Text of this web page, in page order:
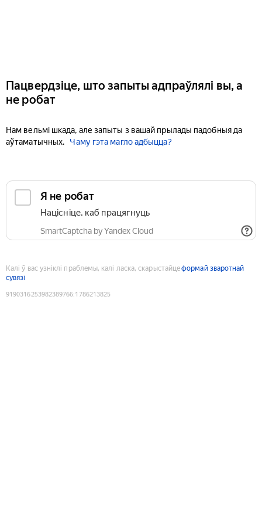
Пацвердзіце, што запыты адпраўлялі вы, а
не робат
Нам вельмі шкада, але запыты з вашай прылады падобныя да
аўтаматычных.
Чаму гэта магло адбыцца?
Я не робат
Націсніце, каб працягнуць
SmartCaptcha by Yandex Cloud
Калі ў вас узніклі праблемы, калі ласка, скарыстайцеформай зваротнай
сувязі
9190316253982389766:1786213825